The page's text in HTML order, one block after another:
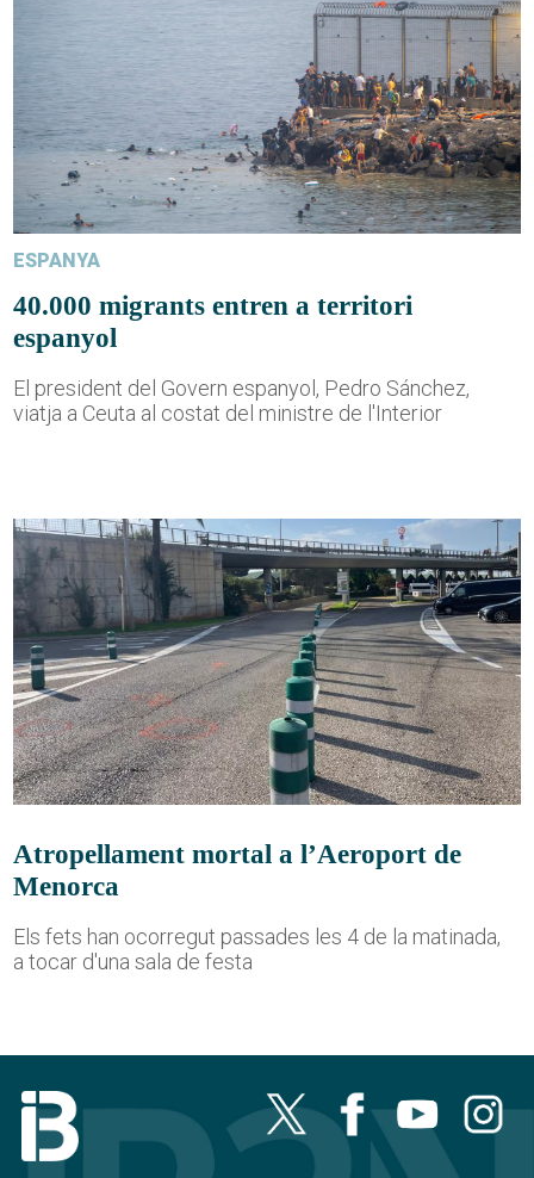
ESPANYA
40.000 migrants entren a territori
espanyol
El president del Govern espanyol, Pedro Sánchez,
viatja a Ceuta al costat del ministre de l'Interior
Atropellament mortal a l’Aeroport de
Menorca
Els fets han ocorregut passades les 4 de la matinada,
a tocar d'una sala de festa